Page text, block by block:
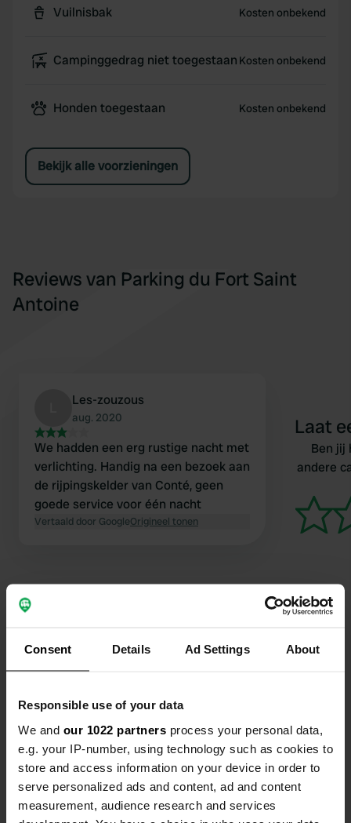
Consent Details Ad Settings About
Responsible use of your data
We and our 1022 partners process your personal data,
e.g. your IP-number, using technology such as cookies to
store and access information on your device in order to
serve personalized ads and content, ad and content
measurement, audience research and services
Vuilnisbak Kosten onbekend
Campinggedrag niet toegestaan Kosten onbekend
Honden toegestaan Kosten onbekend
Bekijk alle voorzieningen
Reviews van Parking du Fort Saint
Antoine
Les-zouzous
aug. 2020
We hadden een erg rustige nacht met
verlichting. Handig na een bezoek aan
de rijpingskelder van Conté, geen
goede service voor één nacht
Vertaald door GoogleOrigineel tonen
Laat
Ben jij
andere
Contact
Grands Communaux
Coördinaten
46° 47' 18" N 6° 19' 55" E
46.78821 6.33208
Kopiëren